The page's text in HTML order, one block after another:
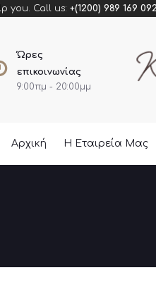
you. Call us: +(1200) 989 169 092
Ώρες
επικοινωνίας
9:00πμ - 20:00μμ
Αρχική Η Εταιρεία Μας